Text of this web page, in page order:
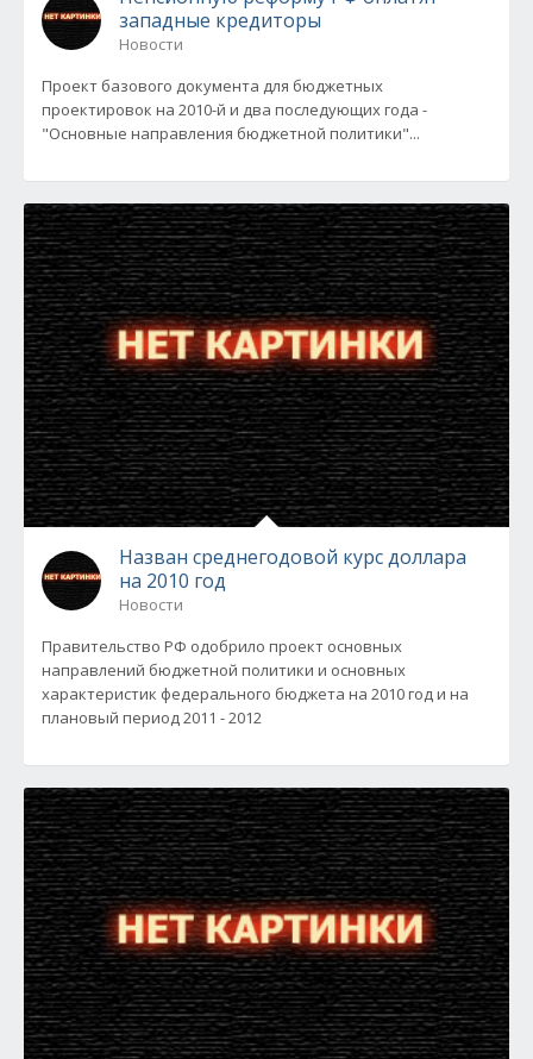
западные кредиторы
Новости
Проект базового документа для бюджетных
проектировок на 2010-й и два последующих года -
"Основные направления бюджетной политики"...
Назван среднегодовой курс доллара
на 2010 год
Новости
Правительство РФ одобрило проект основных
направлений бюджетной политики и основных
характеристик федерального бюджета на 2010 год и на
плановый период 2011 - 2012